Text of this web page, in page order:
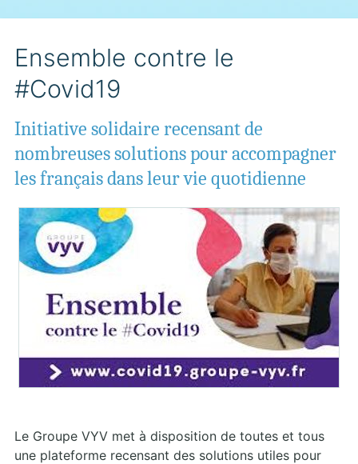
Ensemble contre le
#Covid19
Initiative solidaire recensant de
nombreuses solutions pour accompagner
les français dans leur vie quotidienne
Le Groupe VYV met à disposition de toutes et tous
une plateforme recensant des solutions utiles pour